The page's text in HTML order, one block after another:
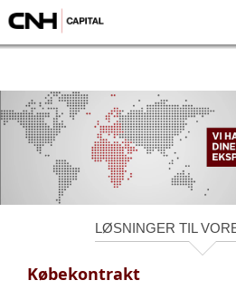
LØSNINGER TIL
Købekontrakt